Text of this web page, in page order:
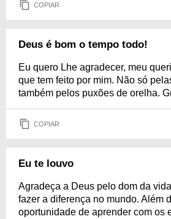
COPIAR
Deus é bom o tempo todo!
Eu quero Lhe agradecer, meu
que tem feito por mim. Não só
também pelos puxões de orelha.
COPIAR
Eu te louvo
Agradeça a Deus pelo dom da
fazer a diferença no mundo. Além
oportunidade de aprender com os